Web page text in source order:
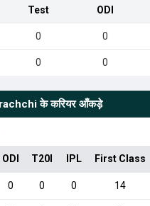
Test ODI
0 0
0 0
के करियर आँकड़े
ODI T20I IPL First Class
0 0 0 14